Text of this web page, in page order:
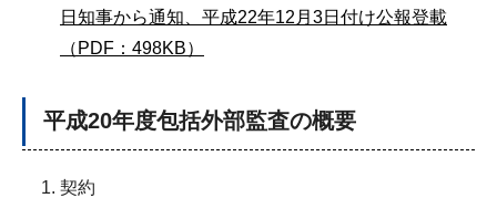
日知事から通知、平成22年12月3日付け公報登載
（PDF：498KB）
平成20年度包括外部監査の概要
契約